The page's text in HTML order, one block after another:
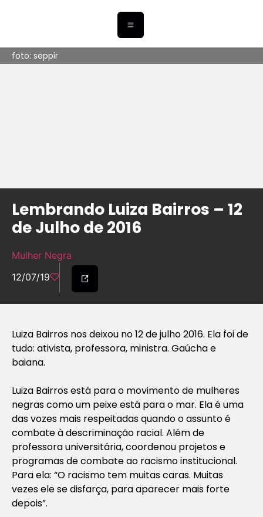
foto: seppir
Lembrando Luiza Bairros – 12
de Julho de 2016
Mulher Negra
12/07/19
Luiza Bairros nos deixou no 12 de julho 2016. Ela foi de
tudo: ativista, professora, ministra. Gaúcha e
baiana.
Luiza Bairros está para o movimento de mulheres
negras como um peixe está para o mar. Ela é uma
das vozes mais respeitadas quando o assunto é
combate à descriminação racial. Além de
professora universitária, coordenou projetos e
programas de combate ao racismo institucional.
Para ela: “O racismo tem muitas caras. Muitas
vezes ele se disfarça, para aparecer mais forte
depois”.